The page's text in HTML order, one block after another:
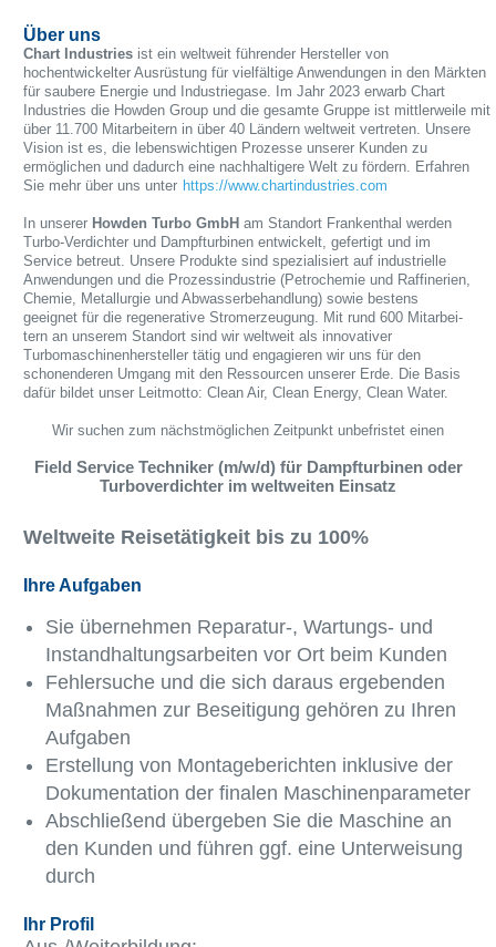
Über uns
Chart Industries ist ein weltweit führender Hersteller von
hochentwickelter Ausrüstung für vielfältige Anwendungen in den Märkten
für saubere Energie und Industriegase. Im Jahr 2023 erwarb Chart
Industries die Howden Group und die gesamte Gruppe ist mittlerweile mit
über 11.700 Mitarbeitern in über 40 Ländern weltweit vertreten. Unsere
Vision ist es, die lebenswichtigen Prozesse unserer Kunden zu
ermöglichen und dadurch eine nachhaltigere Welt zu fördern. Erfahren
Sie mehr über uns unter https://www.chartindustries.com
In unserer Howden Turbo GmbH am Standort Frankenthal werden
Turbo-Verdichter und Dampfturbinen entwickelt, gefertigt und im
Service betreut. Unsere Produkte sind spezialisiert auf industrielle
Anwendungen und die Prozessindustrie (Petrochemie und Raffinerien,
Chemie, Metallurgie und Abwasserbehandlung) sowie bestens
geeignet für die regenerative Stromerzeugung. Mit rund 600 Mit­ar­bei­
tern an unserem Standort sind wir weltweit als innovativer
Turbomaschinenhersteller tätig und engagieren wir uns für den
schonenderen Umgang mit den Res­sour­cen unserer Erde. Die Basis
dafür bildet unser Leitmotto: Clean Air, Clean Energy, Clean Water.
Wir suchen zum nächstmöglichen Zeitpunkt unbefristet einen
Field Service Techniker (m/w/d) für Dampfturbinen oder
Turboverdichter im weltweiten Einsatz
Weltweite Reisetätigkeit bis zu 100%
Ihre Aufgaben
Sie übernehmen Reparatur-, Wartungs- und
Instandhaltungsarbeiten vor Ort beim Kunden
Fehlersuche und die sich daraus ergebenden
Maßnahmen zur Beseitigung gehören zu Ihren
Aufgaben
Erstellung von Montageberichten inklusive der
Dokumentation der finalen Maschinenparameter
Abschließend übergeben Sie die Maschine an
den Kunden und führen ggf. eine Unterweisung
durch
Ihr Profil